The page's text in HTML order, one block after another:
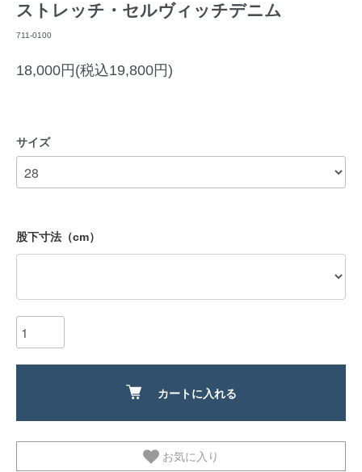
ストレッチ・セルヴィッチデニム
711-0100
18,000円(税込19,800円)
サイズ
股下寸法（cm）
カートに入れる
お気に入り